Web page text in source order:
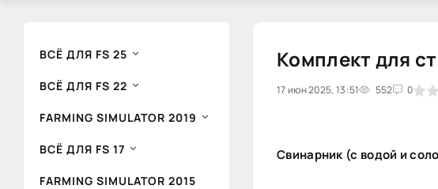
ВСЁ ДЛЯ FS 25
ВСЁ ДЛЯ FS 22
FARMING SIMULATOR 2019
ВСЁ ДЛЯ FS 17
FARMING SIMULATOR 2015
Комплект для
17 июн 2025, 13:51 552 0
1 2 3 4 5
Свинарник (с водой и